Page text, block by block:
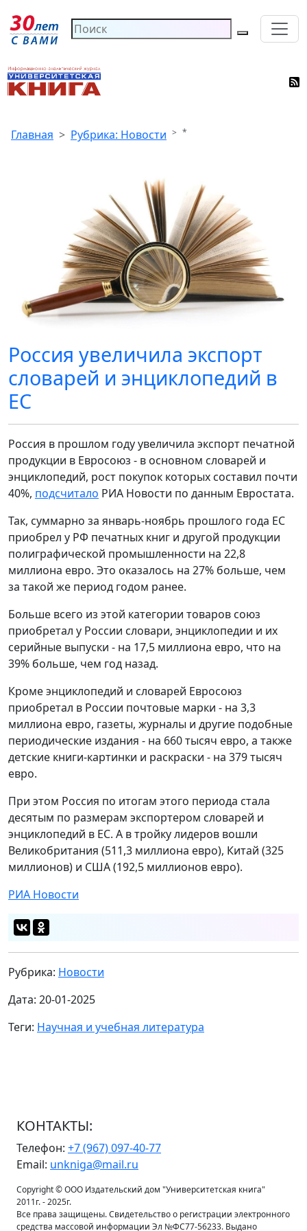
Главная Рубрика: Новости *
Россия увеличила экспорт
словарей и энциклопедий в
ЕС
Россия в прошлом году увеличила экспорт печатной
продукции в Евросоюз - в основном словарей и
энциклопедий, рост покупок которых составил почти
40%, подсчитало РИА Новости по данным Евростата.
Так, суммарно за январь-ноябрь прошлого года ЕС
приобрел у РФ печатных книг и другой продукции
полиграфической промышленности на 22,8
миллиона евро. Это оказалось на 27% больше, чем
за такой же период годом ранее.
Больше всего из этой категории товаров союз
приобретал у России словари, энциклопедии и их
серийные выпуски - на 17,5 миллиона евро, что на
39% больше, чем год назад.
Кроме энциклопедий и словарей Евросоюз
приобретал в России почтовые марки - на 3,3
миллиона евро, газеты, журналы и другие подобные
периодические издания - на 660 тысяч евро, а также
детские книги-картинки и раскраски - на 379 тысяч
евро.
При этом Россия по итогам этого периода стала
десятым по размерам экспортером словарей и
энциклопедий в ЕС. А в тройку лидеров вошли
Великобритания (511,3 миллиона евро), Китай (325
миллионов) и США (192,5 миллионов евро).
РИА Новости
Рубрика: Новости
Дата: 20-01-2025
Теги: Научная и учебная литература
КОНТАКТЫ:
Телефон: +7 (967) 097-40-77
Email: unkniga@mail.ru
Copyright © ООО Издательский дом "Университетская книга"
2011г. - 2025г.
Все права защищены. Свидетельство о регистрации электронного
средства массовой информации Эл №ФС77-56233. Выдано